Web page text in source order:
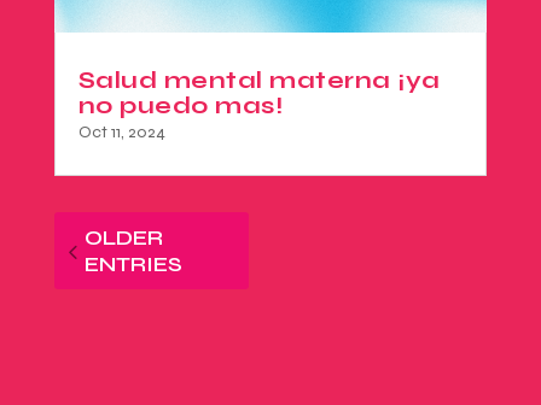
Salud mental materna ¡ya
no puedo mas!
Oct 11, 2024
OLDER
ENTRIES